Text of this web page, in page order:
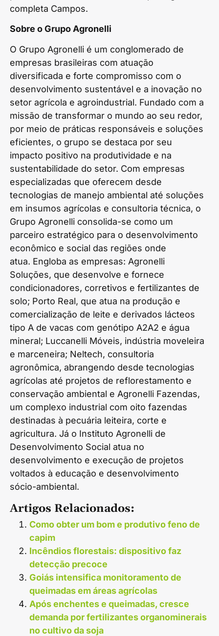
completa Campos.
Sobre o Grupo Agronelli
O Grupo Agronelli é um conglomerado de
empresas brasileiras com atuação
diversificada e forte compromisso com o
desenvolvimento sustentável e a inovação no
setor agrícola e agroindustrial. Fundado com a
missão de transformar o mundo ao seu redor,
por meio de práticas responsáveis e soluções
eficientes, o grupo se destaca por seu
impacto positivo na produtividade e na
sustentabilidade do setor. Com empresas
especializadas que oferecem desde
tecnologias de manejo ambiental até soluções
em insumos agrícolas e consultoria técnica, o
Grupo Agronelli consolida-se como um
parceiro estratégico para o desenvolvimento
econômico e social das regiões onde
atua. Engloba as empresas: Agronelli
Soluções, que desenvolve e fornece
condicionadores, corretivos e fertilizantes de
solo; Porto Real, que atua na produção e
comercialização de leite e derivados lácteos
tipo A de vacas com genótipo A2A2 e água
mineral; Luccanelli Móveis, indústria moveleira
e marceneira; Neltech, consultoria
agronômica, abrangendo desde tecnologias
agrícolas até projetos de reflorestamento e
conservação ambiental e Agronelli Fazendas,
um complexo industrial com oito fazendas
destinadas à pecuária leiteira, corte e
agricultura. Já o Instituto Agronelli de
Desenvolvimento Social atua no
desenvolvimento e execução de projetos
voltados à educação e desenvolvimento
sócio-ambiental.
Artigos Relacionados:
Como obter um bom e produtivo feno de
capim
Incêndios florestais: dispositivo faz
detecção precoce
Goiás intensifica monitoramento de
queimadas em áreas agrícolas
Após enchentes e queimadas, cresce
demanda por fertilizantes organominerais
no cultivo da soja